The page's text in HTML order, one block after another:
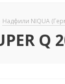
Надфили NIQUA
Q